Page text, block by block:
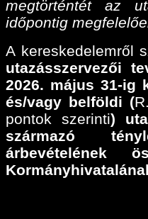
megtörténtét az
időpontig
A kereskedelemről
utazásszervezői
2026. május 31-ig
és/vagy belföldi (
pontok szerinti)
származó
árbevételének